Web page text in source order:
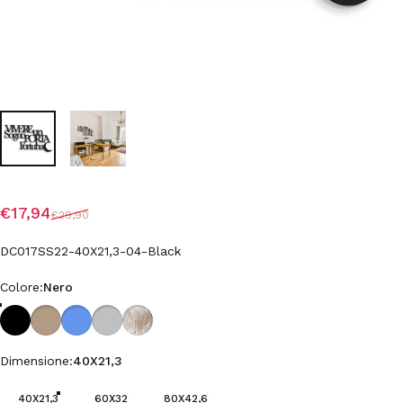
Prezzo scontato
€17,94
Prezzo di listino
€29,90
DC017SS22-40X21,3-04-Black
Colore
Colore:Nero
Nero TortoraAzzurro Polvere
Grigio Medio
Shabby
Dimensione
Dimensione:40X21,3
40X21,3 60X32 80X42,6